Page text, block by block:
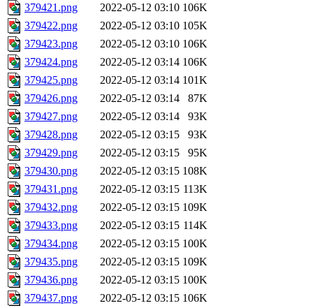
379421.png
2022-05-12 03:10 106K
379422.png
2022-05-12 03:10 105K
379423.png
2022-05-12 03:10 106K
379424.png
2022-05-12 03:14 106K
379425.png
2022-05-12 03:14 101K
379426.png
2022-05-12 03:14
87K
379427.png
2022-05-12 03:14
93K
379428.png
2022-05-12 03:15
93K
379429.png
2022-05-12 03:15
95K
379430.png
2022-05-12 03:15 108K
379431.png
2022-05-12 03:15 113K
379432.png
2022-05-12 03:15 109K
379433.png
2022-05-12 03:15 114K
379434.png
2022-05-12 03:15 100K
379435.png
2022-05-12 03:15 109K
379436.png
2022-05-12 03:15 100K
379437.png
2022-05-12 03:15 106K